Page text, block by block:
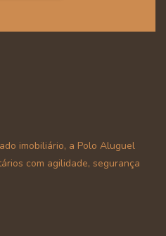
imobiliário, a Polo Aluguel
com agilidade, segurança